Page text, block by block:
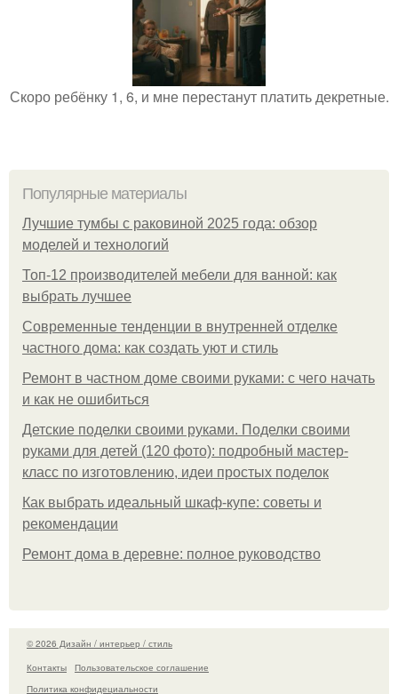
Скоро ребёнку 1, 6, и мне перестанут платить декретные.
Популярные материалы
Лучшие тумбы с раковиной 2025 года: обзор
моделей и технологий
Топ-12 производителей мебели для ванной: как
выбрать лучшее
Современные тенденции в внутренней отделке
частного дома: как создать уют и стиль
Ремонт в частном доме своими руками: с чего начать
и как не ошибиться
Детские поделки своими руками. Поделки своими
руками для детей (120 фото): подробный мастер-
класс по изготовлению, идеи простых поделок
Как выбрать идеальный шкаф-купе: советы и
рекомендации
Ремонт дома в деревне: полное руководство
© 2026 Дизайн / интерьер / стиль
Контакты
Пользовательское соглашение
Политика конфидециальности